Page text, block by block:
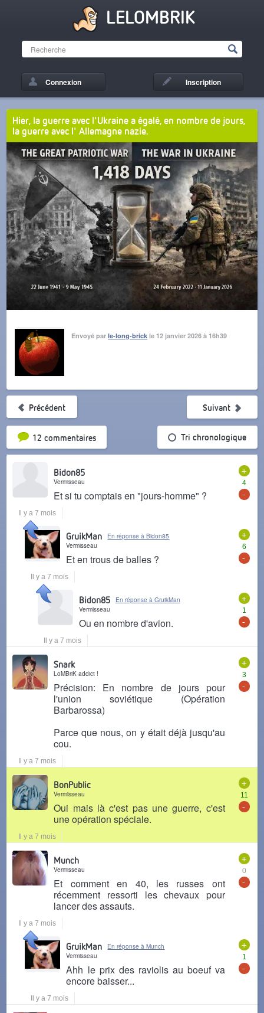
LELOMBRIK
Connexion Inscription
Hier, la guerre avec l'Ukraine a égalé, en nombre de jours,
la guerre avec l' Allemagne nazie.
Envoyé parle-long-brick le 12 janvier 2026 à 16h39
Précédent
12 commentairesTri par popularité Tri chronologique
Suivant
+
4
-
Bidon85
Vermisseau
Et si tu comptais en "jours-homme" ?
Il y a 7 mois
+
6
-
GruikMan
En réponse à Bidon85
Vermisseau
Et en trous de balles ?
Il y a 7 mois
+
1
-
Bidon85
En réponse à GruikMan
Vermisseau
Ou en nombre d'avion.
Il y a 7 mois
+
3
-
Snark
LoMBriK addict !
Précision: En nombre de jours pour
l'union soviétique (Opération
Barbarossa)
Parce que nous, on y était déjà jusqu'au
cou.
Il y a 7 mois
+
11
-
BonPublic
Vermisseau
Oui mais là c'est pas une guerre, c'est
une opération spéciale.
Il y a 7 mois
+
0
-
Munch
Vermisseau
Et comment en 40, les russes ont
récemment ressorti les chevaux pour
lancer des assauts.
Il y a 7 mois
+
1
-
GruikMan
En réponse à Munch
Vermisseau
Ahh le prix des raviolis au boeuf va
encore baisser...
Il y a 7 mois